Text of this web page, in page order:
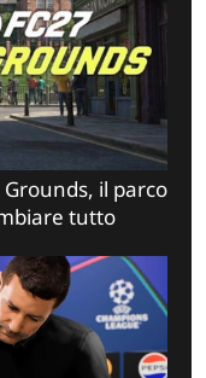
Grounds, il parco
tutto